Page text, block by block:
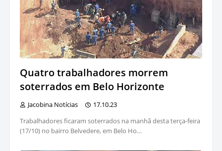
Quatro trabalhadores morrem
soterrados em Belo Horizonte
Jacobina Notícias
17.10.23
Trabalhadores ficaram soterrados na manhã desta terça-feira
(17/10) no bairro Belvedere, em Belo Ho…